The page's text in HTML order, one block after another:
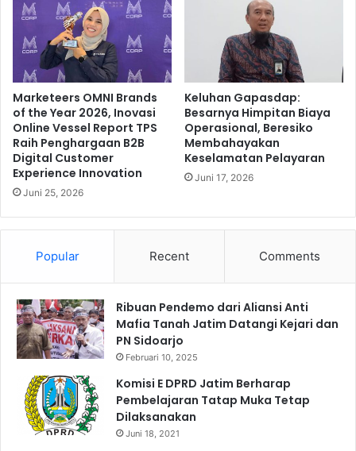
Marketeers OMNI Brands
of the Year 2026, Inovasi
Online Vessel Report TPS
Raih Penghargaan B2B
Digital Customer
Experience Innovation
Juni 25, 2026
Keluhan Gapasdap:
Besarnya Himpitan Biaya
Operasional, Beresiko
Membahayakan
Keselamatan Pelayaran
Juni 17, 2026
Popular Recent Comments
Ribuan Pendemo dari Aliansi Anti
Mafia Tanah Jatim Datangi Kejari dan
PN Sidoarjo
Februari 10, 2025
Komisi E DPRD Jatim Berharap
Pembelajaran Tatap Muka Tetap
Dilaksanakan
Juni 18, 2021